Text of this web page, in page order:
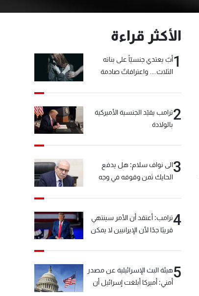
الأكثر قراءة
1أبٌ يعتدي جنسيّاً على بناته
الثلاث… واعترافاتٌ صادمة
2ترامب يقيّد الجنسية الأميركية
بالولادة
3الى نواف سلام: هل يدفع
الحايك ثمن وقوفه في وجه
4ترامب: أعتقد أن الأمر سينتهي
قريبًا جدًا لأن الإيرانيين لا يمكن
5هيئة البث الإسرائيلية عن مصدر
أمني: أميركا أبلغت إسرائيل أن